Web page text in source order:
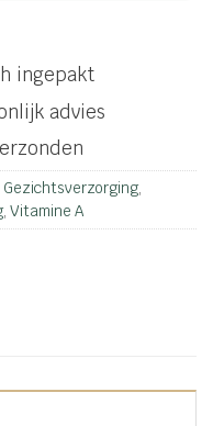
ingepakt
advies
Gezichtsverzorging,
, Vitamine A